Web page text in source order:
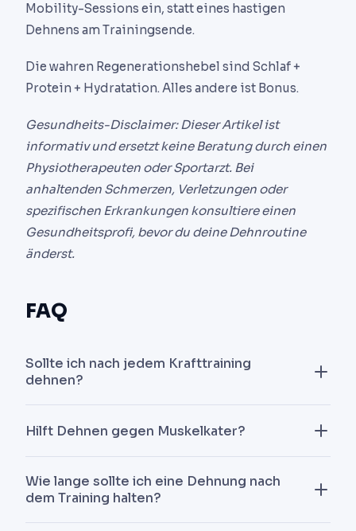
Mobility-Sessions ein, statt eines hastigen
Dehnens am Trainingsende.
Die wahren Regenerationshebel sind Schlaf +
Protein + Hydratation. Alles andere ist Bonus.
Gesundheits-Disclaimer: Dieser Artikel ist
informativ und ersetzt keine Beratung durch einen
Physiotherapeuten oder Sportarzt. Bei
anhaltenden Schmerzen, Verletzungen oder
spezifischen Erkrankungen konsultiere einen
Gesundheitsprofi, bevor du deine Dehnroutine
änderst.
FAQ
Sollte ich nach jedem Krafttraining
dehnen?
nach der Session verbessert die
Muskelregeneration nicht signifikant. Es kann zur
Entspannung und langfristigen Mobilität
beitragen, ist aber nicht essenziell.
Hilft Dehnen gegen Muskelkater?
dem Training) Muskelkater (DOMS) nicht
Wie lange sollte ich eine Dehnung nach
dem Training halten?